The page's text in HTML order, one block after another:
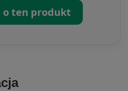
o ten produkt